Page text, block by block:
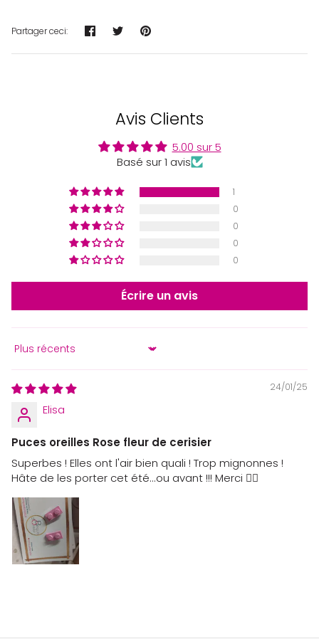
Partager ceci: PartagerTweeterÉpingler
Avis Clients
5.00 sur 5
Basé sur 1 avis
1
0
0
0
0
Écrire un avis
Sort by
24/01/25
Elisa
Puces oreilles Rose fleur de cerisier
Superbes ! Elles ont l'air bien quali ! Trop mignonnes !
Hâte de les porter cet été...ou avant !!! Merci 👍🏻